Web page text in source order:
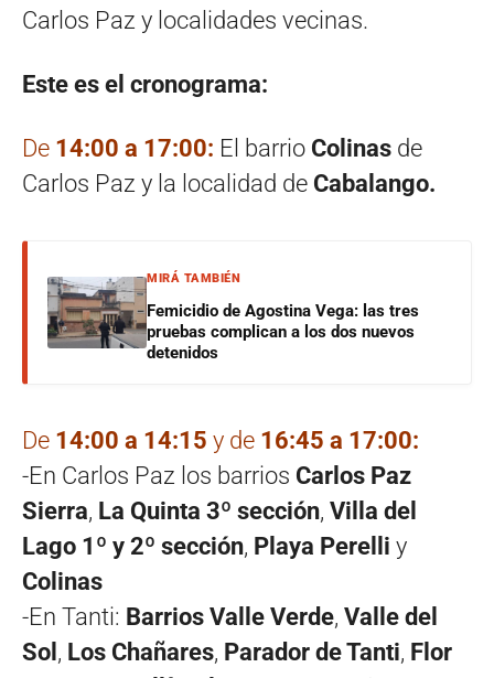
Carlos Paz y localidades vecinas.
Este es el cronograma:
De 14:00 a 17:00: El barrio Colinas de
Carlos Paz y la localidad de Cabalango.
MIRÁ TAMBIÉN
Femicidio de Agostina Vega: las tres
pruebas complican a los dos nuevos
detenidos
De 14:00 a 14:15 y de 16:45 a 17:00:
-En Carlos Paz los barrios Carlos Paz
Sierra, La Quinta 3º sección, Villa del
Lago 1º y 2º sección, Playa Perelli y
Colinas
-En Tanti: Barrios Valle Verde, Valle del
Sol , Los Chañares, Parador de Tanti, Flor